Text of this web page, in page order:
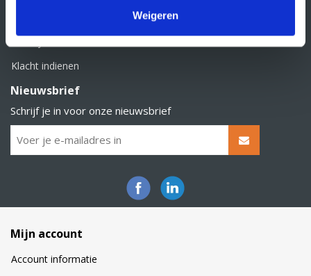
Weigeren
Klacht indienen
Nieuwsbrief
Schrijf je in voor onze nieuwsbrief
Mijn account
Account informatie